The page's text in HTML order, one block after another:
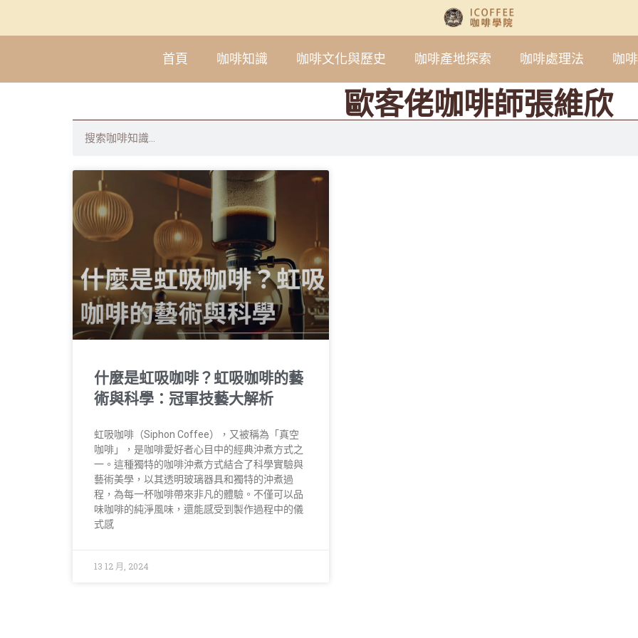
首頁 咖啡知識 咖啡文化與歷史 咖啡產地探索 咖啡處理法 咖
歐客佬咖啡師張維欣
什麼是虹吸咖啡？虹吸咖啡的藝
術與科學：冠軍技藝大解析
虹吸咖啡（Siphon Coffee），又被稱為「真空
咖啡」，是咖啡愛好者心目中的經典沖煮方式之
一。這種獨特的咖啡沖煮方式結合了科學實驗與
藝術美學，以其透明玻璃器具和獨特的沖煮過
程，為每一杯咖啡帶來非凡的體驗。不僅可以品
味咖啡的純淨風味，還能感受到製作過程中的儀
式感
13 12 月, 2024